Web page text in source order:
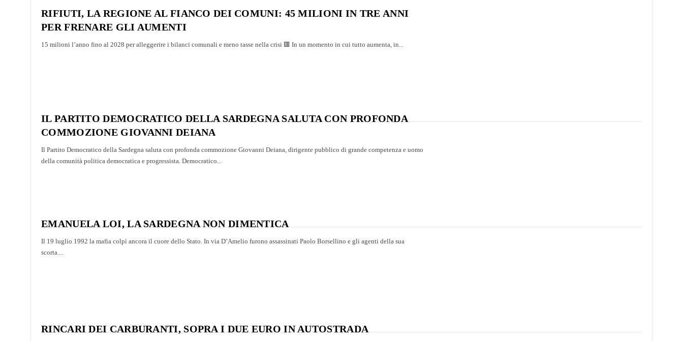
RIFIUTI, LA REGIONE AL FIANCO DEI COMUNI: 45 MILIONI IN TRE ANNI
PER FRENARE GLI AUMENTI
15 milioni l’anno fino al 2028 per alleggerire i bilanci comunali e meno tasse nella crisi 🟥 In un momento in cui tutto aumenta, in...
IL PARTITO DEMOCRATICO DELLA SARDEGNA SALUTA CON PROFONDA
COMMOZIONE GIOVANNI DEIANA
Il Partito Democratico della Sardegna saluta con profonda commozione Giovanni Deiana, dirigente pubblico di grande competenza e uomo
della comunità politica democratica e progressista. Democratico...
EMANUELA LOI, LA SARDEGNA NON DIMENTICA
Il 19 luglio 1992 la mafia colpì ancora il cuore dello Stato. In via D’Amelio furono assassinati Paolo Borsellino e gli agenti della sua
scorta....
RINCARI DEI CARBURANTI, SOPRA I DUE EURO IN AUTOSTRADA